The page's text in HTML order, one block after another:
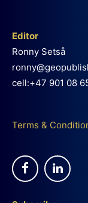
Editor
Ronny Setså
cell:+47 901 08
Terms &